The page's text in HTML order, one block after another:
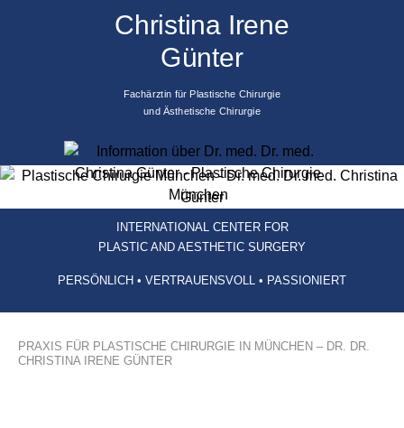
Christina Irene
Günter
Fachärztin für Plastische Chirurgie
und Ästhetische Chirurgie
INTERNATIONAL CENTER FOR
PLASTIC AND AESTHETIC SURGERY
PERSÖNLICH • VERTRAUENSVOLL • PASSIONIERT
PRAXIS FÜR PLASTISCHE CHIRURGIE IN MÜNCHEN – DR. DR.
CHRISTINA IRENE GÜNTER